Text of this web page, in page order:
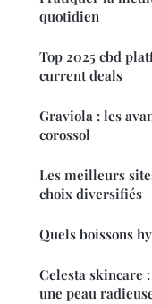
quotidien
Top 2025 cbd
current deals
Graviola : les
corossol
Les meilleurs
choix diversifiés
Quels boissons
Celesta skincare
une peau